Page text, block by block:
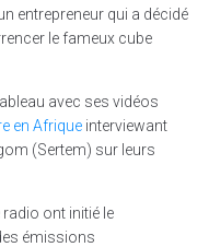
entrepreneur qui a décidé
le fameux cube
avec ses vidéos
en Afrique interviewant
(Sertem) sur leurs
ont initié le
émissions